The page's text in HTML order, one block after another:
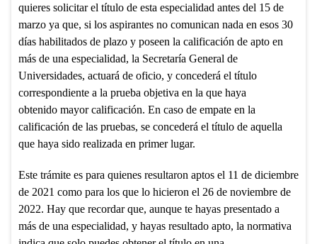
quieres solicitar el título de esta especialidad antes del 15 de
marzo ya que, si los aspirantes no comunican nada en esos 30
días habilitados de plazo y poseen la calificación de apto en
más de una especialidad, la Secretaría General de
Universidades, actuará de oficio, y concederá el título
correspondiente a la prueba objetiva en la que haya
obtenido mayor calificación. En caso de empate en la
calificación de las pruebas, se concederá el título de aquella
que haya sido realizada en primer lugar.
Este trámite es para quienes resultaron aptos el 11 de diciembre
de 2021 como para los que lo hicieron el 26 de noviembre de
2022. Hay que recordar que, aunque te hayas presentado a
más de una especialidad, y hayas resultado apto, la normativa